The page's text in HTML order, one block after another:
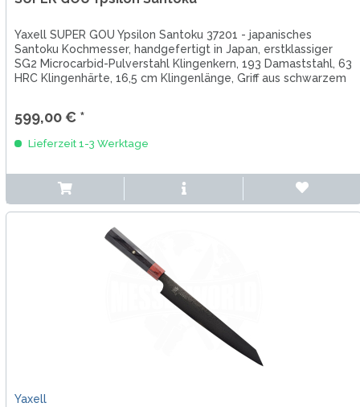
Yaxell SUPER GOU Ypsilon Santoku 37201 - japanisches
Santoku Kochmesser, handgefertigt in Japan, erstklassiger
SG2 Microcarbid-Pulverstahl Klingenkern, 193 Damaststahl, 63
HRC Klingenhärte, 16,5 cm Klingenlänge, Griff aus schwarzem
599,00 € *
Lieferzeit 1-3 Werktage
Yaxell